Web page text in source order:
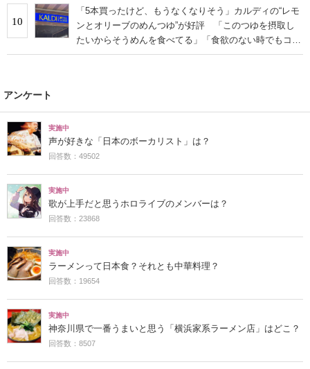
10
「5本買ったけど、もうなくなりそう」カルディの“レモ
ンとオリーブのめんつゆ”が好評 「このつゆを摂取し
たいからそうめんを食べてる」「食欲のない時でもコレ
で食べられる」
アンケート
実施中
声が好きな「日本のボーカリスト」は？
回答数：49502
実施中
歌が上手だと思うホロライブのメンバーは？
回答数：23868
実施中
ラーメンって日本食？それとも中華料理？
回答数：19654
実施中
神奈川県で一番うまいと思う「横浜家系ラーメン店」はどこ？
回答数：8507